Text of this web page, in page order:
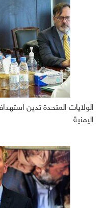
الولايات المتحدة تدين
اليمنية